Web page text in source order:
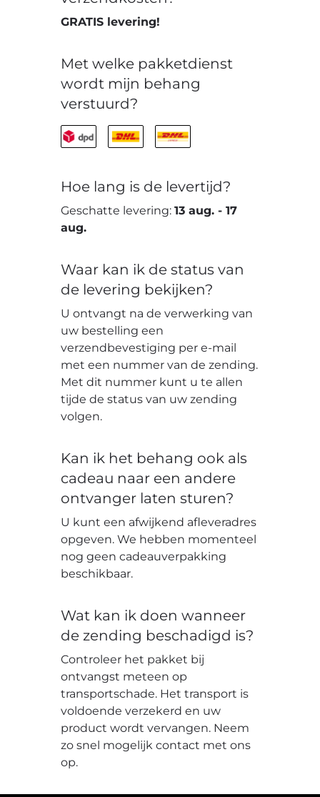
GRATIS levering!
Met welke pakketdienst
wordt mijn behang
verstuurd?
Hoe lang is de levertijd?
Geschatte levering:13 aug. -17
aug.
Waar kan ik de status van
de levering bekijken?
U ontvangt na de verwerking van
uw bestelling een
verzendbevestiging per e-mail
met een nummer van de zending.
Met dit nummer kunt u te allen
tijde de status van uw zending
volgen.
Kan ik het behang ook als
cadeau naar een andere
ontvanger laten sturen?
U kunt een afwijkend afleveradres
opgeven. We hebben momenteel
nog geen cadeauverpakking
beschikbaar.
Wat kan ik doen wanneer
de zending beschadigd is?
Controleer het pakket bij
ontvangst meteen op
transportschade. Het transport is
voldoende verzekerd en uw
product wordt vervangen. Neem
zo snel mogelijk contact met ons
op.